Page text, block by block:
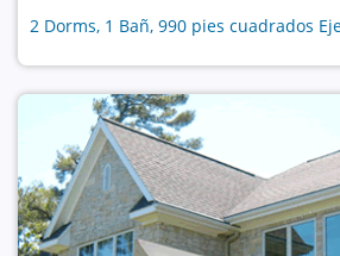
2 Dorms, 1 Bañ, 990 pies cuadrados